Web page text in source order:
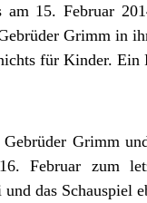
am 15. Februar
Grimm in
für Kinder. Ein
Grimm
16. Februar zum
das Schauspiel